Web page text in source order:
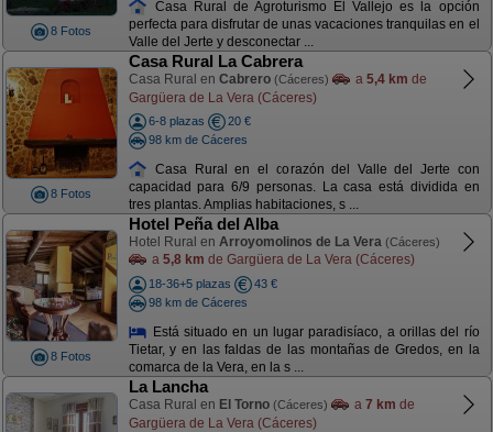
8 Fotos
Casa Rural de Agroturismo El Vallejo es la opción
perfecta para disfrutar de unas vacaciones tranquilas en el
Valle del Jerte y desconectar ...
8 Fotos
Casa Rural La Cabrera
Casa Rural en Cabrero (Cáceres) a 5,4 km de
Gargüera de La Vera (Cáceres)
6-8 plazas
20 €
98 km de Cáceres
Casa Rural en el corazón del Valle del Jerte con
capacidad para 6/9 personas. La casa está dividida en
tres plantas. Amplias habitaciones, s ...
8 Fotos
Hotel Peña del Alba
Hotel Rural en Arroyomolinos de La Vera (Cáceres)
a 5,8 km de Gargüera de La Vera (Cáceres)
18-36+5 plazas
43 €
98 km de Cáceres
Está situado en un lugar paradisíaco, a orillas del río
Tietar, y en las faldas de las montañas de Gredos, en la
comarca de la Vera, en la s ...
La Lancha
Casa Rural en El Torno (Cáceres) a 7 km de
Gargüera de La Vera (Cáceres)